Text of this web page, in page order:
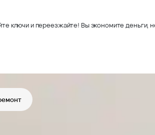
ключи и переезжайте! Вы экономите деньги,